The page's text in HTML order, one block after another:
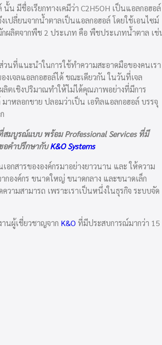
น มีชื่อเรียกทางเคมีว่า C2H5OH เป็นแอลกอฮอล์
ปลี่ยนจากน้ำตาลเป็นแอลกอฮอล์ โดยใช้เอนไซม์
ผลิตจากพืช 2 ประเภท คือ พืชประเภทน้ำตาล เช่
วนที่แนะนำในการใช้ทำความสะอาดมือของคนเรา
เจลแอลกอฮอล์ได้ ขณะเดียวกัน ในวันที่เจล
ลิตเชิงปริมาณทำให้ไม่ได้คุณภาพอย่างที่มีการ
าหลอกขาย ปลอมว่าเป็น เอทิลแอลกอฮอล์ บรรจุ
สมบูรณ์แบบ พร้อม Professional Services ที่มี
อคำปรึกษากับK&O Systems
กสารขององค์กรมาอย่างยาวนาน และ ให้ความ
กองค์กร ขนาดใหญ่ ขนาดกลาง และขนาดเล็ก
ามสามารถ เพราะเราเป็นหนึ่งในธุรกิจ ระบบจัด
านผู้เชี่ยวชาญจาก K&O ที่มีประสบการณ์มากว่า 15